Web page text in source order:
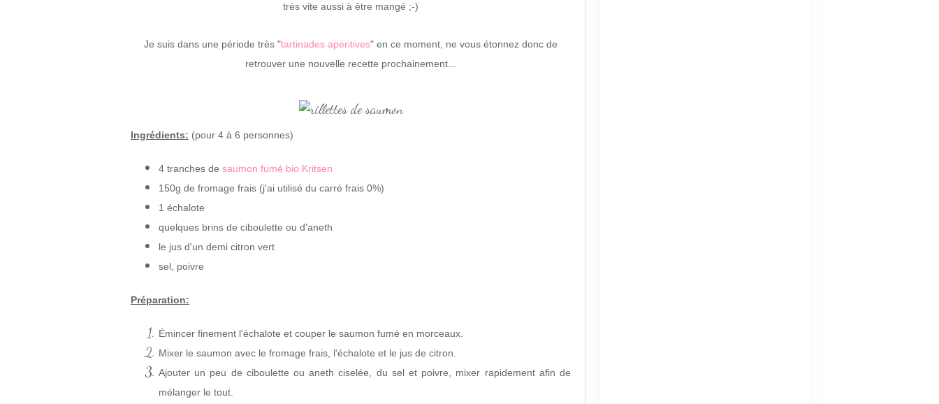
très vite aussi à être mangé ;-)
Je suis dans une période très "tartinades apéritives" en ce moment, ne vous étonnez donc de
retrouver une nouvelle recette prochainement...
Ingrédients: (pour 4 à 6 personnes)
4 tranches de saumon fumé bio Kritsen
150g de fromage frais (j'ai utilisé du carré frais 0%)
1 échalote
quelques brins de ciboulette ou d'aneth
le jus d'un demi citron vert
sel, poivre
Préparation:
Émincer finement l'échalote et couper le saumon fumé en morceaux.
Mixer le saumon avec le fromage frais, l'échalote et le jus de citron.
Ajouter un peu de ciboulette ou aneth ciselée, du sel et poivre, mixer rapidement afin de
mélanger le tout.